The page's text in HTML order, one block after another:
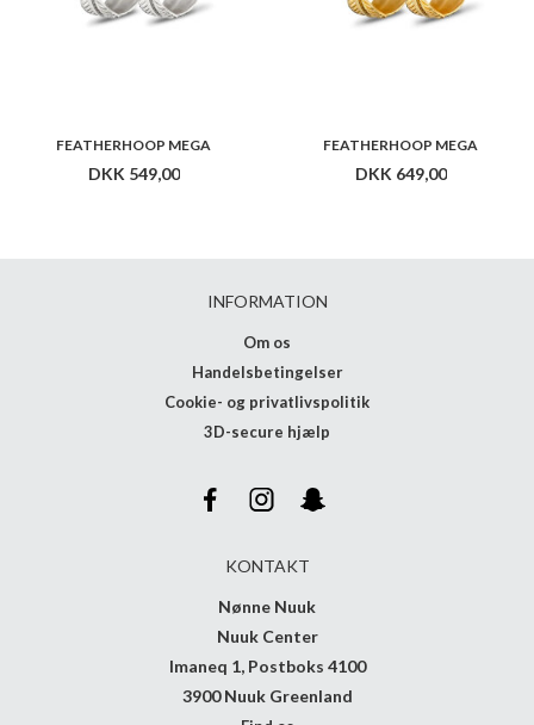
FEATHERHOOP MEGA
DKK 549,00
FEATHERHOOP MEGA
DKK 649,00
INFORMATION
Om os
Handelsbetingelser
Cookie- og privatlivspolitik
3D-secure hjælp
KONTAKT
Nønne Nuuk
Nuuk Center
Imaneq 1, Postboks 4100
3900 Nuuk Greenland